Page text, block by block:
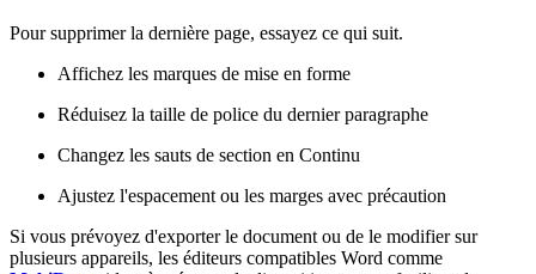
Pour supprimer la dernière page, essayez ce qui suit.
Affichez les marques de mise en forme
Réduisez la taille de police du dernier paragraphe
Changez les sauts de section en Continu
Ajustez l'espacement ou les marges avec précaution
Si vous prévoyez d'exporter le document ou de le modifier sur
plusieurs appareils, les éditeurs compatibles Word comme